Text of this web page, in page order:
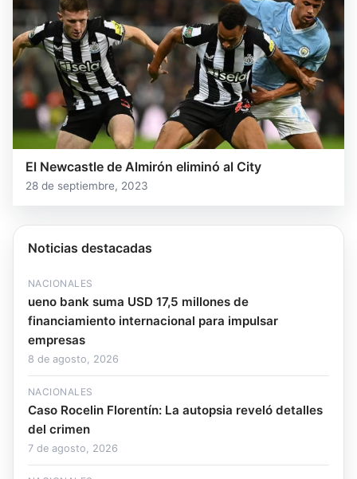
El Newcastle de Almirón eliminó al City
28 de septiembre, 2023
Noticias destacadas
NACIONALES
ueno bank suma USD 17,5 millones de
financiamiento internacional para impulsar
empresas
8 de agosto, 2026
NACIONALES
Caso Rocelin Florentín: La autopsia reveló detalles
del crimen
7 de agosto, 2026